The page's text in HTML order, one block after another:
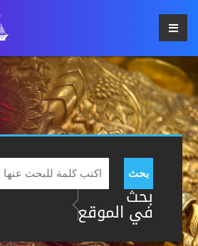
بحث
بحث
في الموقع